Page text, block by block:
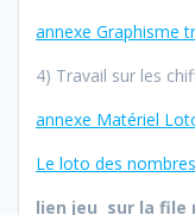
annexe Graphisme
4) Travail sur les
annexe Matériel
Le loto des nombres
lien jeu sur la file